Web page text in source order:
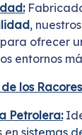
,
ofrecer
entornos
los
Petrolera: